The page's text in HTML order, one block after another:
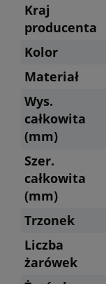
Kraj
producenta
Kolor
Materiał
Wys.
całkowita
(mm)
Szer.
całkowita
(mm)
Trzonek
Liczba
żarówek